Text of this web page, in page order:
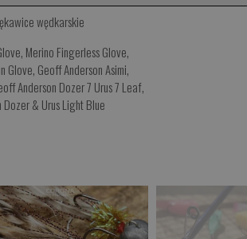
wędkarskie
, Merino Fingerless Glove,
Glove, Geoff Anderson Asimi,
Anderson Dozer 7 Urus 7 Leaf,
Dozer & Urus Light Blue